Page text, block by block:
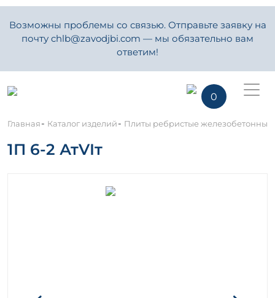
Возможны проблемы со связью. Отправьте заявку на
почту chlb@zavodjbi.com — мы обязательно вам
ответим!
0
Главная- Каталог изделий- Плиты ребристые железобетонные
1П 6-2 АтVIт